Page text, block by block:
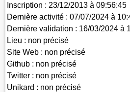
Inscription : 23/12/2013 à 09:56:45
Dernière activité : 07/07/2024 à
Dernière validation : 16/03/2024 à
Lieu : non précisé
Site Web : non précisé
Github : non précisé
Twitter : non précisé
Unikard : non précisé